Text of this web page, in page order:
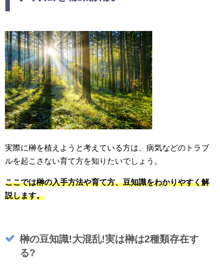
実際に榊を植えようと考えている方は、病気などのトラブ
ルを起こさない育て方を知りたいでしょう。
ここでは榊の入手方法や育て方、豆知識をわかりやすく解
説します。
榊の豆知識!大混乱!実は榊は2種類存在す
る?